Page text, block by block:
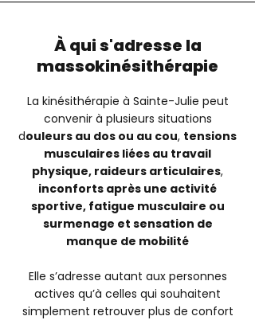
À qui s'adresse la
massokinésithérapie
La kinésithérapie à Sainte-Julie peut
convenir à plusieurs situations
douleurs au dos ou au cou, tensions
musculaires liées au travail
physique, raideurs articulaires,
inconforts après une activité
sportive, fatigue musculaire ou
surmenage et sensation de
manque de mobilité
Elle s’adresse autant aux personnes
actives qu’à celles qui souhaitent
simplement retrouver plus de confort